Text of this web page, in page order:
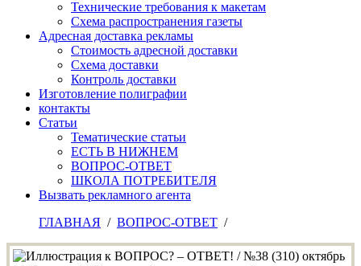
Технические требования к макетам
Схема распространения газеты
Адресная доставка рекламы
Стоимость адресной доставки
Схема доставки
Контроль доставки
Изготовление полиграфии
контакты
Статьи
Тематические статьи
ЕСТЬ В НИЖНЕМ
ВОПРОС-ОТВЕТ
ШКОЛА ПОТРЕБИТЕЛЯ
Вызвать рекламного агента
ГЛАВНАЯ / ВОПРОС-ОТВЕТ /